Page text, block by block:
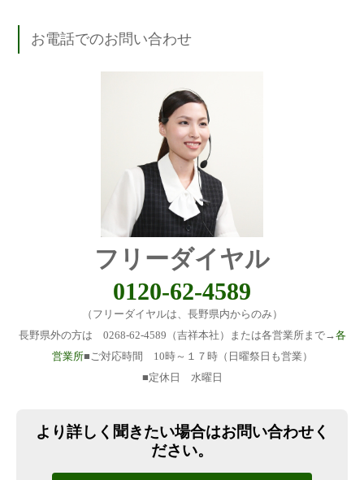
お電話でのお問い合わせ
フリーダイヤル
0120-62-4589
（フリーダイヤルは、長野県内からのみ）
長野県外の方は 0268-62-4589（吉祥本社）または各営業所まで→各
営業所■ご対応時間 10時～１７時（日曜祭日も営業）
■定休日 水曜日
より詳しく聞きたい場合はお問い合わせく
ださい。